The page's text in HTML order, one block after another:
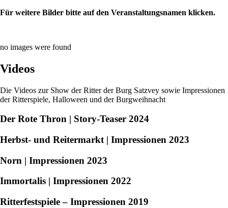
Für weitere Bilder bitte auf den Veranstaltungsnamen klicken.
no images were found
Videos
Die Videos zur Show der Ritter der Burg Satzvey sowie Impressionen
der Ritterspiele, Halloween und der Burgweihnacht
Der Rote Thron | Story-Teaser 2024
Herbst- und Reitermarkt | Impressionen 2023
Norn | Impressionen 2023
Immortalis | Impressionen 2022
Ritterfestspiele – Impressionen 2019